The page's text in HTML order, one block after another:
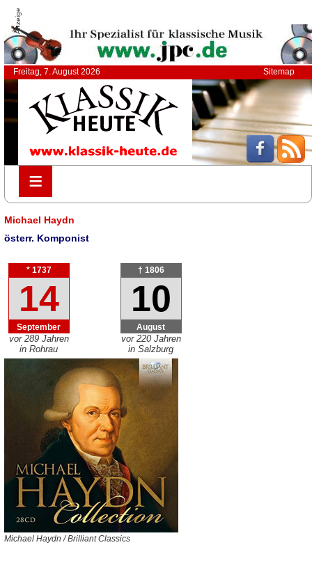
Anzeige
Freitag, 7. August 2026 Sitemap
≡
≡
Michael Haydn
österr. Komponist
* 1737
14
September
vor 289 Jahren
in Rohrau
† 1806
10
August
vor 220 Jahren
in Salzburg
Michael Haydn / Brilliant Classics